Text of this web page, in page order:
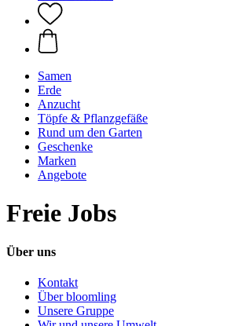
Samen
Erde
Anzucht
Töpfe & Pflanzgefäße
Rund um den Garten
Geschenke
Marken
Angebote
Freie Jobs
Über uns
Kontakt
Über bloomling
Unsere Gruppe